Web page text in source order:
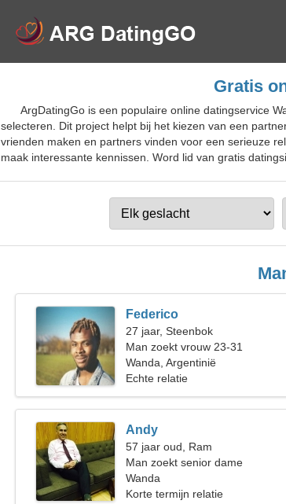
Gratis
ArgDatingGo is een populaire online datingservice
selecteren. Dit project helpt bij het kiezen van een
vrienden maken en partners vinden voor een serieuze
maak interessante kennissen. Word lid van gratis
Federico
27 jaar, Steenbok
Man zoekt vrouw 23-31
Wanda, Argentinië
Echte relatie
Andy
57 jaar oud, Ram
Man zoekt senior dame
Wanda
Korte termijn relatie